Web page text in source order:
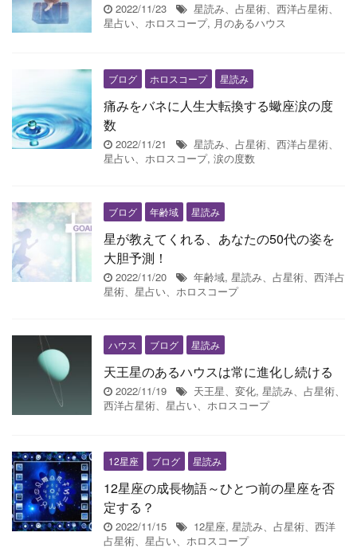
2022/11/23
星読み、占星術、西洋占星術、
星占い、ホロスコープ, 月のあるハウス
ブログ ホロスコープ 星読み
痛みをバネに人生大転換する蠍座涙の度
数
2022/11/21
星読み、占星術、西洋占星術、
星占い、ホロスコープ, 涙の度数
ブログ 年齢域 星読み
星が教えてくれる、あなたの50代の姿を
大胆予測！
2022/11/20 年齢域, 星読み、占星術、西洋占
星術、星占い、ホロスコープ
ハウス ブログ 星読み
天王星のあるハウスは常に進化し続ける
2022/11/19 天王星、変化, 星読み、占星術、
西洋占星術、星占い、ホロスコープ
12星座 ブログ 星読み
12星座の成長物語～ひとつ前の星座を否
定する？
2022/11/15 12星座, 星読み、占星術、西洋
占星術、星占い、ホロスコープ